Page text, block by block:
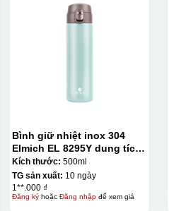
Bình giữ nhiệt inox 304
Elmich EL 8295Y dung tích
500ml
Kích thước: 500ml
TG sản xuất: 10 ngày
1**.000 ₫
Đăng kýhoặc Đăng nhậpđể xem giá